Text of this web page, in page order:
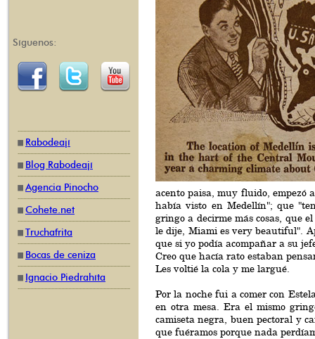
Síguenos:
Rabodeají
Blog Rabodeají
Agencia Pinocho
Cohete.net
Truchafrita
Bocas de ceniza
Ignacio Piedrahíta
acento paisa, muy fluido, empezó
había visto en Medellín"; que
gringo a decirme más cosas, que
le dije, Miami es very beautiful".
que si yo podía acompañar a su
Creo que hacía rato estaban
Les voltié la cola y me largué.
Por la noche fui a comer con
en otra mesa. Era el mismo
camiseta negra, buen pectoral y
que fuéramos porque nada